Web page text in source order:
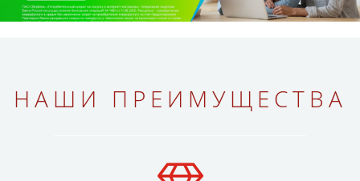
НАШИ ПРЕИМУЩЕСТВА